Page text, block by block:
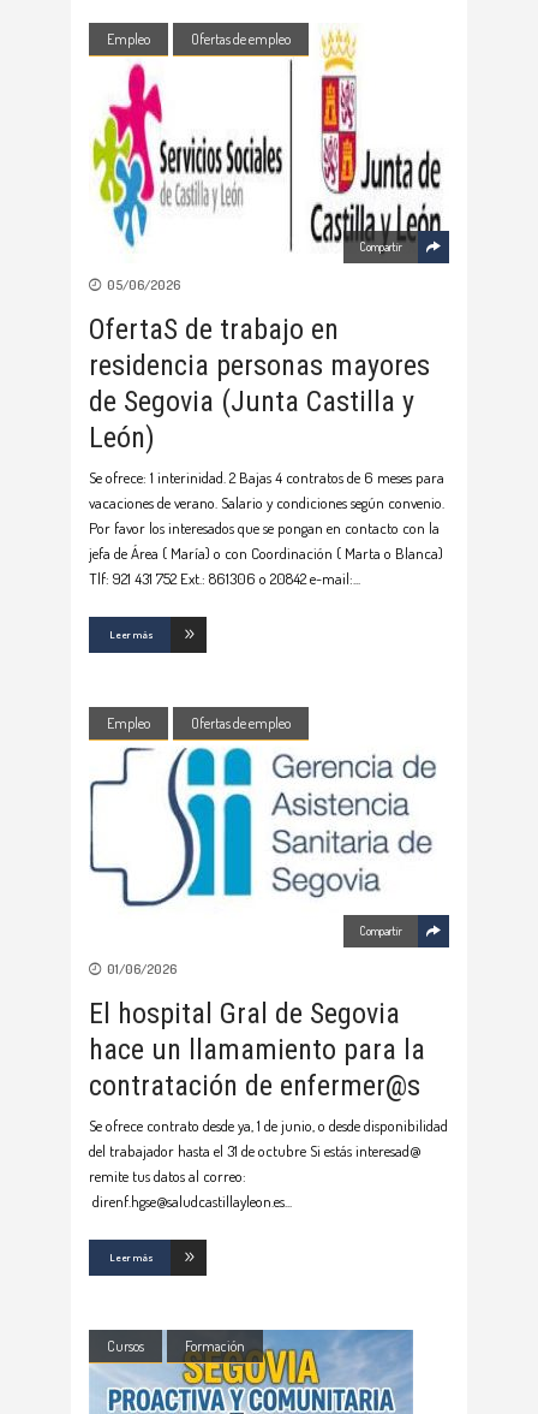
Empleo Ofertas de empleo
Compartir
05/06/2026
OfertaS de trabajo en
residencia personas mayores
de Segovia (Junta Castilla y
León)
Se ofrece: 1 interinidad. 2 Bajas 4 contratos de 6 meses para
vacaciones de verano. Salario y condiciones según convenio.
Por favor los interesados que se pongan en contacto con la
jefa de Área ( María) o con Coordinación ( Marta o Blanca)
Tlf: 921 431 752 Ext.: 861306 o 20842 e-mail:
Leer más
Empleo Ofertas de empleo
Compartir
01/06/2026
El hospital Gral de Segovia
hace un llamamiento para la
contratación de enfermer@s
Se ofrece contrato desde ya, 1 de junio, o desde disponibilidad
del trabajador hasta el 31 de octubre Si estás interesad@
remite tus datos al correo:
direnf.hgse@saludcastillayleon.es
Leer más
Cursos Formación